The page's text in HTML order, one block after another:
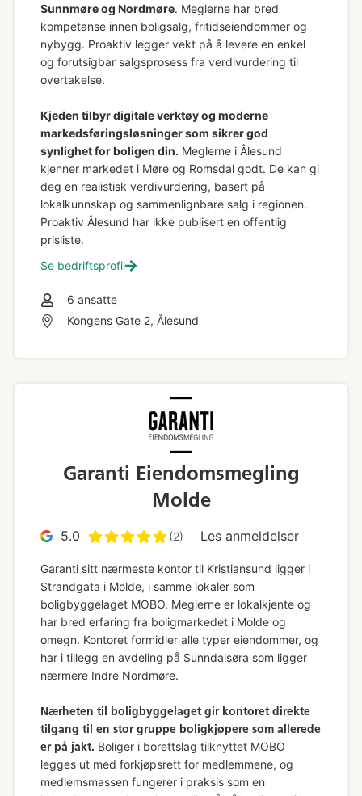
Sunnmøre og Nordmøre. Meglerne har bred
kompetanse innen boligsalg, fritidseiendommer og
nybygg. Proaktiv legger vekt på å levere en enkel
og forutsigbar salgsprosess fra verdivurdering til
overtakelse.
Kjeden tilbyr digitale verktøy og moderne
markedsføringsløsninger som sikrer god
synlighet for boligen din. Meglerne i Ålesund
kjenner markedet i Møre og Romsdal godt. De kan gi
deg en realistisk verdivurdering, basert på
lokalkunnskap og sammenlignbare salg i regionen.
Proaktiv Ålesund har ikke publisert en offentlig
prisliste.
Se bedriftsprofil
6 ansatte
Kongens Gate 2, Ålesund
Garanti Eiendomsmegling
Molde
5.0 (2) Les anmeldelser
Garanti sitt nærmeste kontor til Kristiansund ligger i
Strandgata i Molde, i samme lokaler som
boligbyggelaget MOBO. Meglerne er lokalkjente og
har bred erfaring fra boligmarkedet i Molde og
omegn. Kontoret formidler alle typer eiendommer, og
har i tillegg en avdeling på Sunndalsøra som ligger
nærmere Indre Nordmøre.
Nærheten til boligbyggelaget gir kontoret direkte
tilgang til en stor gruppe boligkjøpere som allerede
er på jakt. Boliger i borettslag tilknyttet MOBO
legges ut med forkjøpsrett for medlemmene, og
medlemsmassen fungerer i praksis som en